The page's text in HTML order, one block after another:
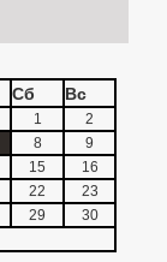
Сб Вс
1
2
8
9
15
16
22
23
29
30